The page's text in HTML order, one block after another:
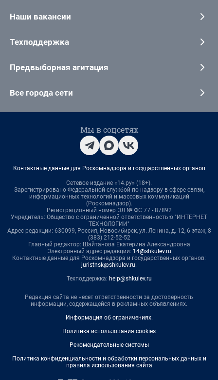
Наши вакансии
Техподдержка
Предвыборная агитация
Все города сети
Мы в соцсетях
Контактные данные для Роскомнадзора и государственных органов
Сетевое издание «14.ру» (18+).
Зарегистрировано Федеральной службой по надзору в сфере связи,
информационных технологий и массовых коммуникаций
(Роскомнадзор).
Регистрационный номер ЭЛ № ФС 77 - 87892
Учредитель: Общество с ограниченной ответственностью "ИНТЕРНЕТ
ТЕХНОЛОГИИ"
Адрес редакции: 630099, Россия, Новосибирск, ул. Ленина, д. 12, 6 этаж, 8
(383) 212-52-52
Главный редактор: Шайтанова Екатерина Александровна
Электронный адрес редакции: 14@shkulev.ru
Контактные данные для Роскомнадзора и государственных органов:
juristnsk@shkulev.ru.
Техподдержка: help@shkulev.ru
Редакция сайта не несет ответственности за достоверность
информации, содержащейся в рекламных объявлениях.
Информация об ограничениях.
Политика использования cookies
Рекомендательные системы
Политика конфиденциальности и обработки персональных данных и
правила использования сайта